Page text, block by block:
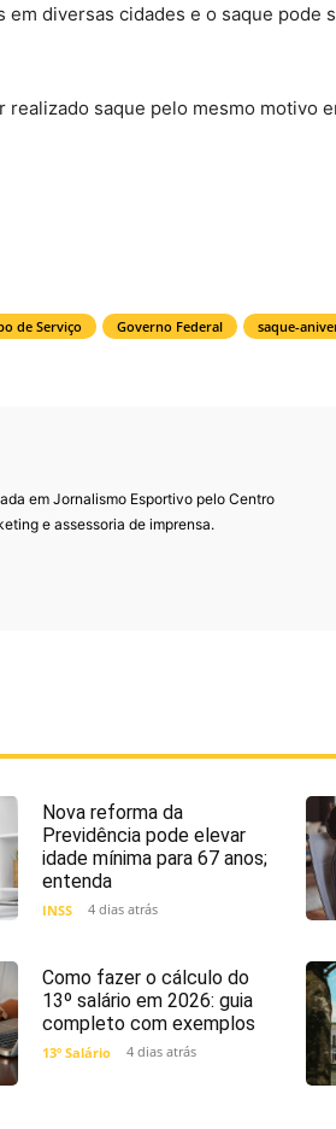
diversas cidades e o saque pode
realizado saque pelo mesmo motivo
de Serviço Governo Federal saque-
em Jornalismo Esportivo pelo Centro
e assessoria de imprensa.
Nova reforma da
Previdência pode elevar
idade mínima para 67 anos;
entenda
INSS 4 dias atrás
Como fazer o cálculo do
13º salário em 2026: guia
completo com exemplos
13º Salário 4 dias atrás